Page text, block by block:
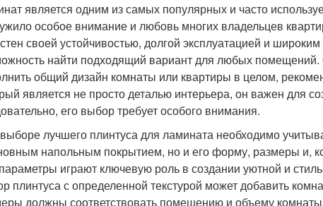
является одним из самых популярных и часто
особое внимание и любовь многих владельцев
своей устойчивостью, долгой эксплуатацией и
найти подходящий вариант для любых помещений.
общий дизайн комнаты или квартиры в целом,
является не просто деталью интерьера, он важен для
его выбор требует особого внимания.
лучшего плинтуса для ламината необходимо
напольным покрытием, но и его форму, размеры и,
играют ключевую роль в создании уютной и
плинтуса с определенной текстурой может добавить
должны соответствовать помещению и объему